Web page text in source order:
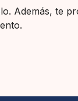
Además, te